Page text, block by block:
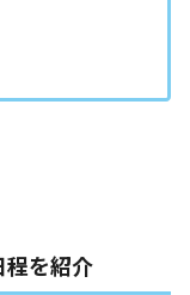
を紹介